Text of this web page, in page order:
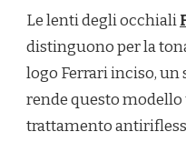
Le lenti degli occhiali
distinguono per la
logo Ferrari inciso, un
rende questo modello
trattamento